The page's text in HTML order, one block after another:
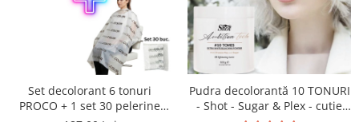
Accesorii coafor
Ace de par
Set decolorant 6 tonuri
PROCO + 1 set 30 pelerine
Pudra decolorantă 10 TONURI
- Shot - Sugar & Plex - cutie